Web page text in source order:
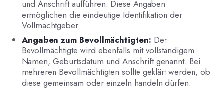
und Anschrift aufführen. Diese Angaben
ermöglichen die eindeutige Identifikation der
Vollmachtgeber.
Angaben zum Bevollmächtigten: Der
Bevollmächtigte wird ebenfalls mit vollständigem
Namen, Geburtsdatum und Anschrift genannt. Bei
mehreren Bevollmächtigten sollte geklärt werden, ob
diese gemeinsam oder einzeln handeln dürfen.